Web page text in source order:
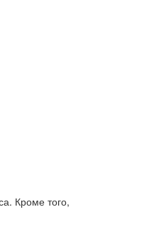
Кроме того,